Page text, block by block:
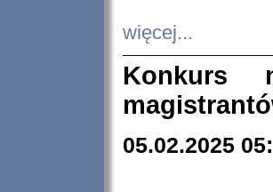
więcej...
Konkurs
05.02.2025